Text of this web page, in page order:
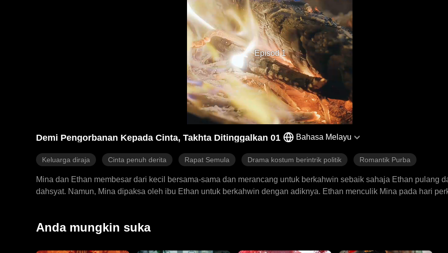
Episod 1
Demi Pengorbanan Kepada Cinta, Takhta Ditinggalkan 01 Bahasa Melayu
Keluarga diraja Cinta penuh derita Rapat Semula Drama kostum berintrik politik Romantik Purba
Mina dan Ethan membesar dari kecil bersama-sama dan merancang untuk berkahwin sebaik sahaja Ethan pulang
dahsyat. Namun, Mina dipaksa oleh ibu Ethan untuk berkahwin dengan adiknya. Ethan menculik Mina pada hari
mengakui perasaan mereka antara satu sama lain, akhirnya melepaskan dendam dan mencari ketenangan bersama.
Anda mungkin suka